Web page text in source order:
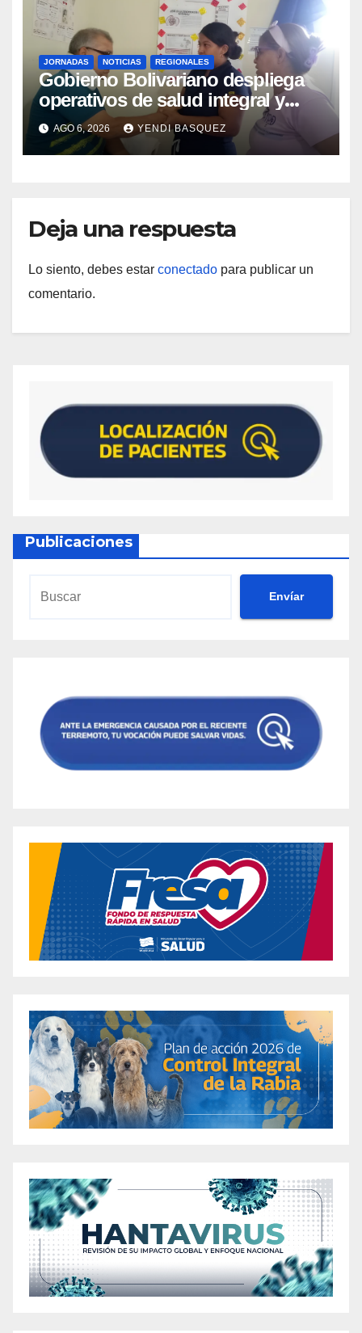
JORNADAS NOTICIAS REGIONALES
Gobierno Bolivariano despliega
operativos de salud integral y
protección social en los
municipios Sucre y Mario Briceño
Iragorry del estado Aragua
AGO 6, 2026 YENDI BASQUEZ
Deja una respuesta
Lo siento, debes estar conectado para publicar un
comentario.
Publicaciones
Envíar